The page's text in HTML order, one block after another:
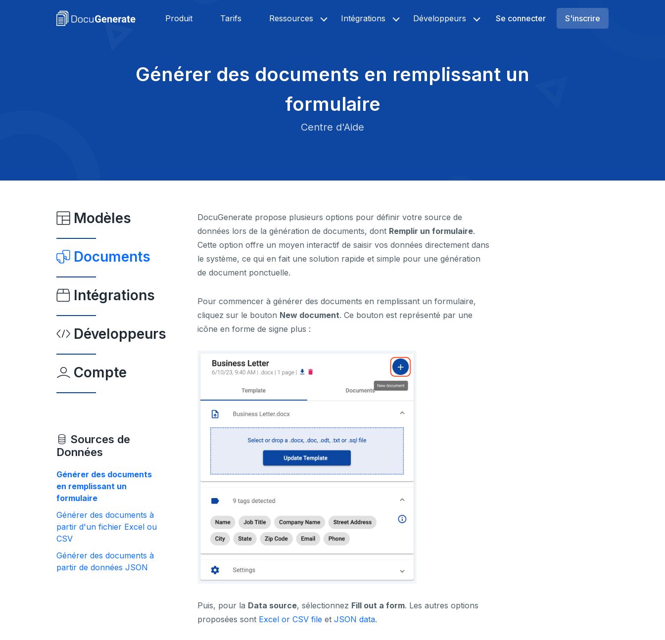
Produit Tarifs Ressources Intégrations Développeurs Se connecter S'inscrire
Générer des documents en remplissant un
formulaire
Centre d'Aide
Modèles
Documents
Intégrations
Développeurs
Compte
Sources de
Données
Générer des documents
en remplissant un
formulaire
Générer des documents à
partir d'un fichier Excel ou
CSV
Générer des documents à
partir de données JSON
DocuGenerate propose plusieurs options pour définir votre source de
données lors de la génération de documents, dont Remplir un formulaire.
Cette option offre un moyen interactif de saisir vos données directement dans
le système, ce qui en fait une solution rapide et simple pour une génération
de document ponctuelle.
Pour commencer à générer des documents en remplissant un formulaire,
cliquez sur le bouton New document. Ce bouton est représenté par une
icône en forme de signe plus :
Puis, pour la Data source, sélectionnez Fill out a form. Les autres options
proposées sont Excel or CSV file et JSON data.